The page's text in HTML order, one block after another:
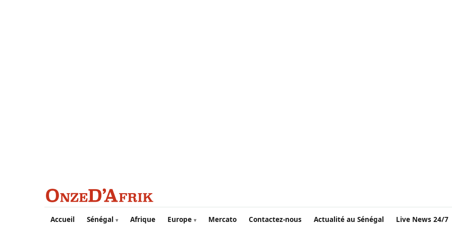
Aller au contenu principal
Accueil Sénégal Afrique Europe Mercato Contactez-nous Actualité au Sénégal Live News 24/7